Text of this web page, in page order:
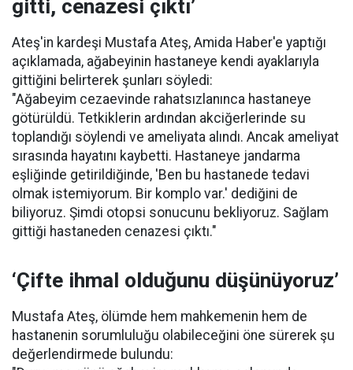
gitti, cenazesi çıktı’
Ateş'in kardeşi Mustafa Ateş, Amida Haber'e yaptığı
açıklamada, ağabeyinin hastaneye kendi ayaklarıyla
gittiğini belirterek şunları söyledi:
"Ağabeyim cezaevinde rahatsızlanınca hastaneye
götürüldü. Tetkiklerin ardından akciğerlerinde su
toplandığı söylendi ve ameliyata alındı. Ancak ameliyat
sırasında hayatını kaybetti. Hastaneye jandarma
eşliğinde getirildiğinde, 'Ben bu hastanede tedavi
olmak istemiyorum. Bir komplo var.' dediğini de
biliyoruz. Şimdi otopsi sonucunu bekliyoruz. Sağlam
gittiği hastaneden cenazesi çıktı."
‘Çifte ihmal olduğunu düşünüyoruz’
Mustafa Ateş, ölümde hem mahkemenin hem de
hastanenin sorumluluğu olabileceğini öne sürerek şu
değerlendirmede bulundu: